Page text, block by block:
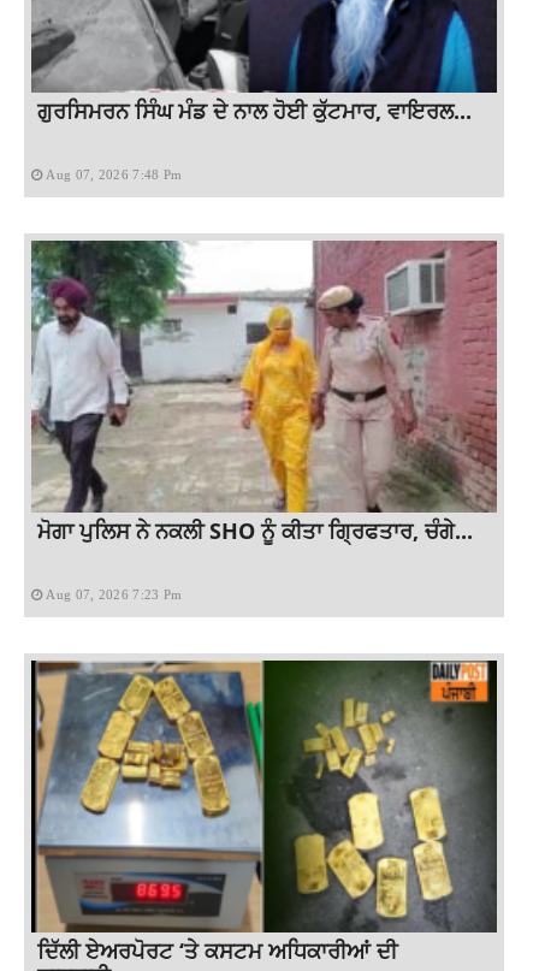
ਗੁਰਸਿਮਰਨ ਸਿੰਘ ਮੰਡ ਦੇ ਨਾਲ ਹੋਈ ਕੁੱਟਮਾਰ, ਵਾਇਰਲ...
Aug 07, 2026 7:48 Pm
ਮੋਗਾ ਪੁਲਿਸ ਨੇ ਨਕਲੀ SHO ਨੂੰ ਕੀਤਾ ਗ੍ਰਿਫਤਾਰ, ਚੰਗੇ...
Aug 07, 2026 7:23 Pm
ਦਿੱਲੀ ਏਅਰਪੋਰਟ ‘ਤੇ ਕਸਟਮ ਅਧਿਕਾਰੀਆਂ ਦੀ